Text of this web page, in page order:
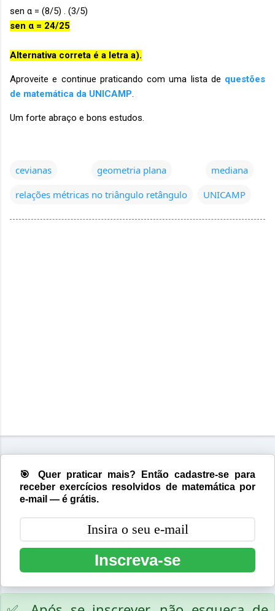
sen α = (8/5) . (3/5)
sen α = 24/25
Alternativa correta é a letra a).
Aproveite e continue praticando com uma lista de questões
de matemática da UNICAMP.
Um forte abraço e bons estudos.
cevianas geometria plana
mediana
relações métricas no triângulo retângulo
UNICAMP
🎯 Quer praticar mais? Então cadastre-se para
receber exercícios resolvidos de matemática por
e-mail — é grátis.
Inscreva-se